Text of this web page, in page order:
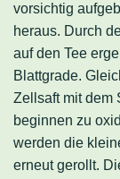
vorsichtig
heraus. Durch
auf den Tee
Blattgrade.
Zellsaft mit dem
beginnen zu
werden die
erneut gerollt.